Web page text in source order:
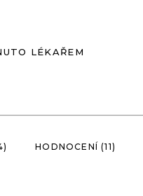
LÉKAŘEM
HODNOCENÍ (11)